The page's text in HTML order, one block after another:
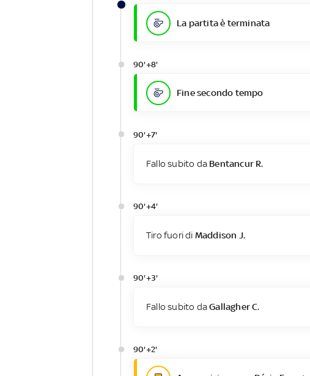
La partita è terminata
90'+8'
Fine secondo tempo
90'+7'
Fallo subito da Bentancur R.
90'+4'
Tiro fuori di Maddison J.
90'+3'
Fallo subito daGallagher C.
90'+2'